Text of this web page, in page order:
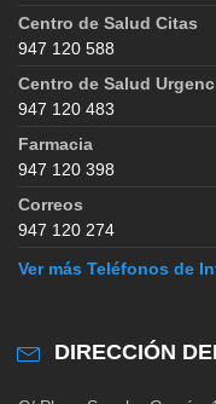
Centro de Salud Citas
947 120 588
Centro de Salud
947 120 483
Farmacia
947 120 398
Correos
947 120 274
Ver más Teléfonos de
DIRECCIÓN